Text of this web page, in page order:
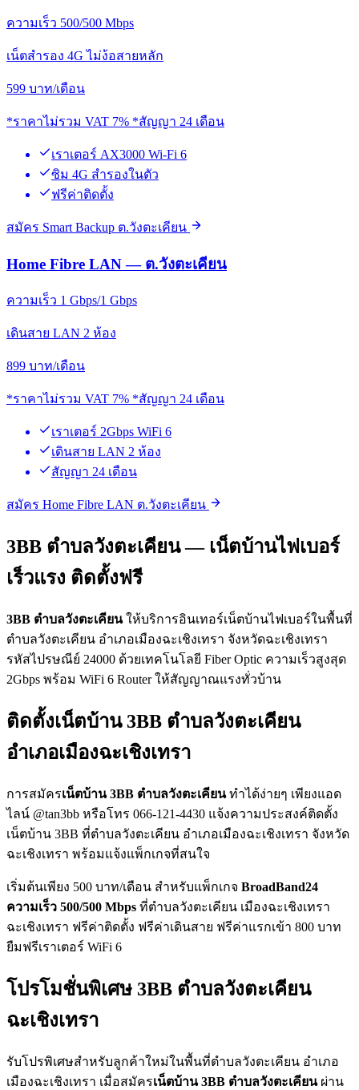
ความเร็ว 500/500 Mbps
เน็ตสำรอง 4G ไม่ง้อสายหลัก
599 บาท/เดือน
*ราคาไม่รวม VAT 7% *สัญญา 24 เดือน
เราเตอร์ AX3000 Wi-Fi 6
ซิม 4G สำรองในตัว
ฟรีค่าติดตั้ง
สมัคร Smart Backup ต.วังตะเคียน
Home Fibre LAN — ต.วังตะเคียน
ความเร็ว 1 Gbps/1 Gbps
เดินสาย LAN 2 ห้อง
899 บาท/เดือน
*ราคาไม่รวม VAT 7% *สัญญา 24 เดือน
เราเตอร์ 2Gbps WiFi 6
เดินสาย LAN 2 ห้อง
สัญญา 24 เดือน
สมัคร Home Fibre LAN ต.วังตะเคียน
3BB ตำบลวังตะเคียน — เน็ตบ้านไฟเบอร์
เร็วแรง ติดตั้งฟรี
3BB ตำบลวังตะเคียนให้บริการอินเทอร์เน็ตบ้านไฟเบอร์ในพื้นที่
ตำบลวังตะเคียน อำเภอเมืองฉะเชิงเทรา จังหวัดฉะเชิงเทรา
รหัสไปรษณีย์ 24000 ด้วยเทคโนโลยี Fiber Optic ความเร็วสูงสุด
2Gbps พร้อม WiFi 6 Router ให้สัญญาณแรงทั่วบ้าน
ติดตั้งเน็ตบ้าน 3BB ตำบลวังตะเคียน
อำเภอเมืองฉะเชิงเทรา
การสมัครเน็ตบ้าน 3BB ตำบลวังตะเคียนทำได้ง่ายๆ เพียงแอด
ไลน์ @tan3bb หรือโทร 066-121-4430 แจ้งความประสงค์ติดตั้ง
เน็ตบ้าน 3BB ที่ตำบลวังตะเคียน อำเภอเมืองฉะเชิงเทรา จังหวัด
ฉะเชิงเทรา พร้อมแจ้งแพ็กเกจที่สนใจ
เริ่มต้นเพียง 500 บาท/เดือน สำหรับแพ็กเกจ BroadBand24
ความเร็ว 500/500 Mbps ที่ตำบลวังตะเคียน เมืองฉะเชิงเทรา
ฉะเชิงเทรา ฟรีค่าติดตั้ง ฟรีค่าเดินสาย ฟรีค่าแรกเข้า 800 บาท
ยืมฟรีเราเตอร์ WiFi 6
โปรโมชั่นพิเศษ 3BB ตำบลวังตะเคียน
ฉะเชิงเทรา
รับโปรพิเศษสำหรับลูกค้าใหม่ในพื้นที่ตำบลวังตะเคียน อำเภอ
เมืองฉะเชิงเทรา เมื่อสมัครเน็ตบ้าน 3BB ตำบลวังตะเคียนผ่าน